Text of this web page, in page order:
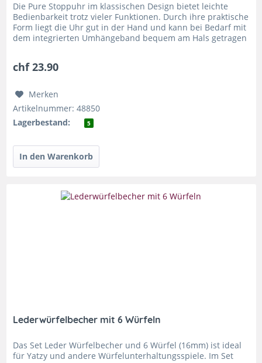
Die Pure Stoppuhr im klassischen Design bietet leichte
Bedienbarkeit trotz vieler Funktionen. Durch ihre praktische
Form liegt die Uhr gut in der Hand und kann bei Bedarf mit
dem integrierten Umhängeband bequem am Hals getragen
chf 23.90
Merken
Artikelnummer: 48850
Lagerbestand:
5
Lederwürfelbecher mit 6 Würfeln
Das Set Leder Würfelbecher und 6 Würfel (16mm) ist ideal
für Yatzy und andere Würfelunterhaltungsspiele. Im Set